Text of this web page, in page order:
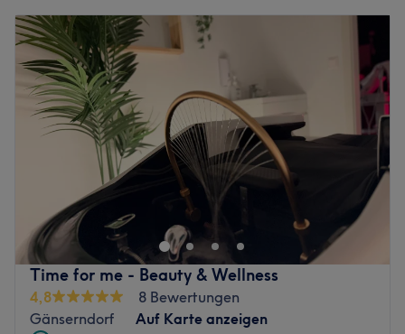
Time for me - Beauty & Wellness
4,8
8 Bewertungen
Gänserndorf
Auf Karte anzeigen